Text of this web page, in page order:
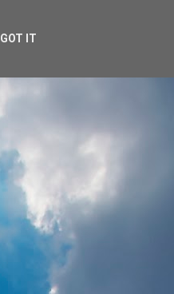
GOT IT